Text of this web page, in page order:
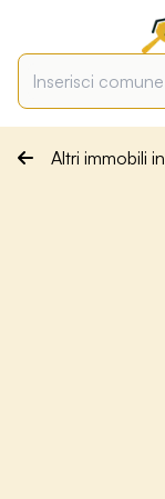
Altri immobili